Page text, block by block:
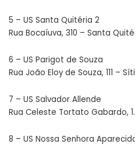
5 – US Santa Quitéria 2
Rua Bocaíuva, 310 – Santa
6 – US Parigot de Souza
Rua João Eloy de Souza, 111 –
7 – US Salvador Allende
Rua Celeste Tortato Gabardo,
8 – US Nossa Senhora